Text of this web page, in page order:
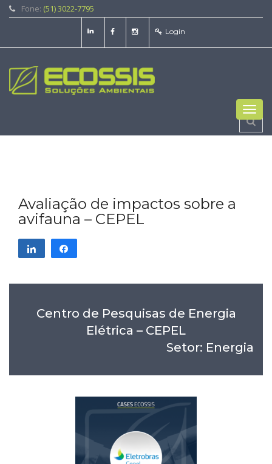
Fone: (51) 3022-7795
Login
Avaliação de impactos sobre a
avifauna – CEPEL
Compartilhar
Centro de Pesquisas de Energia
Elétrica – CEPEL
Setor: Energia